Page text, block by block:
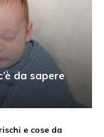
da sapere
e cose da